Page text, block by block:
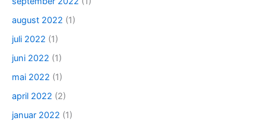
august 2022 (1)
juli 2022 (1)
juni 2022 (1)
mai 2022 (1)
april 2022 (2)
januar 2022 (1)